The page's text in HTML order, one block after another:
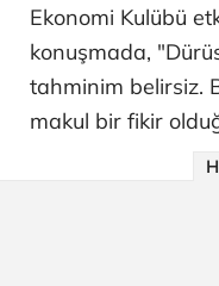
Ekonomi Kulübü
konuşmada,
tahminim belirsiz.
makul bir fikir